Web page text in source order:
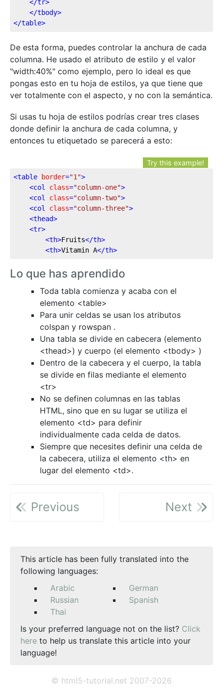
</tr>
</tbody>
</table>
De esta forma, puedes controlar la anchura de cada
columna. He usado el atributo de estilo y el valor
"width:40%" como ejemplo, pero lo ideal es que
pongas esto en tu hoja de estilos, ya que tiene que
ver totalmente con el aspecto, y no con la semántica.
Si usas tu hoja de estilos podrías crear tres clases
donde definir la anchura de cada columna, y
entonces tu etiquetado se parecerá a esto:
Try this example!
<table border="1">
<col class="column-one">
<col class="column-two">
<col class="column-three">
<thead>
<tr>
<th>Fruits</th>
<th>Vitamin A</th>
Lo que has aprendido
Toda tabla comienza y acaba con el
elemento <table>
Para unir celdas se usan los atributos
colspan y rowspan .
Una tabla se divide en cabecera (elemento
<thead>) y cuerpo (el elemento <tbody> )
Dentro de la cabecera y el cuerpo, la tabla
se divide en filas mediante el elemento
<tr>
No se definen columnas en las tablas
HTML, sino que en su lugar se utiliza el
elemento <td> para definir
individualmente cada celda de datos.
Siempre que necesites definir una celda de
la cabecera, utiliza el elemento <th> en
lugar del elemento <td>.
Previous Next
This article has been fully translated into the
following languages:
Arabic
German
Russian
Spanish
Thai
Is your preferred language not on the list? Click
here to help us translate this article into your
language!
© html5-tutorial.net 2007-2026